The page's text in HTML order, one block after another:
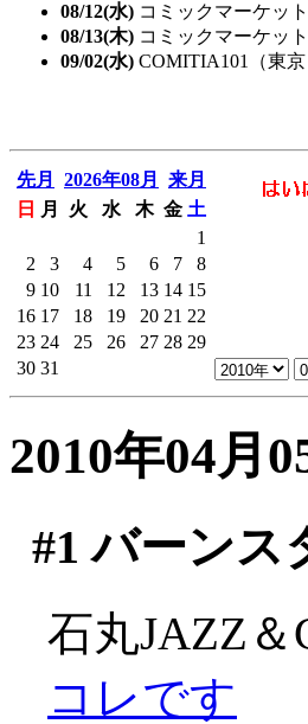
08/12(水) コミックマーケッ
08/13(木) コミックマーケッ
09/02(水) COMITIA101（東京
先月 2026年08月
来月
日
月 火 水 木 金 土
1
2
3 4 5 6 7
8
9 10 11 12 13 14 15
16 17 18 19 20 21 22
23 24 25 26 27 28 29
30 31
2010年04月
#1 バーンス
石丸JAZZ
コレです